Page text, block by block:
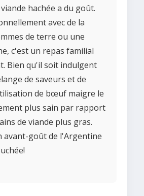
hachée a du goût.
avec de la
de terre ou une
c'est un repas familial
Bien qu'il soit indulgent
de saveurs et de
de bœuf maigre le
plus sain par rapport
de viande plus gras.
avant-goût de l'Argentine